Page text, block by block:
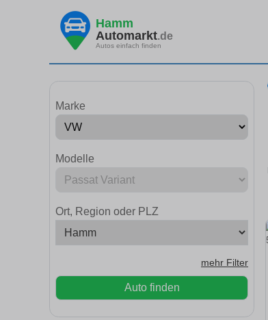
Hamm
Automarkt.de
Autos einfach finden
Marke
Modelle
Ort, Region oder PLZ
mehr Filter
Auto finden